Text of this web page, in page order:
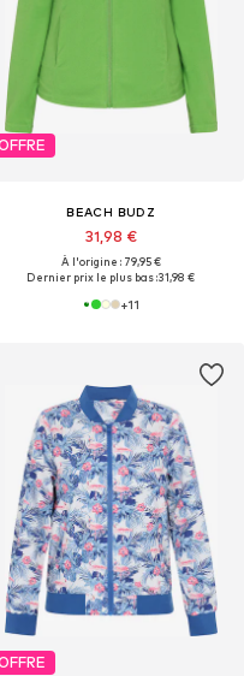
BEACH BUDZ
31,98 €
À l'origine : 79,95 €
Dernier prix le plus bas :31,98 €
+11